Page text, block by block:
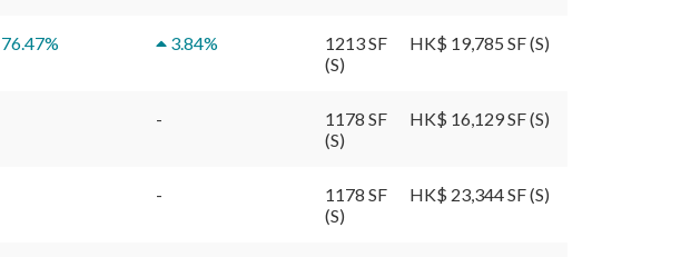
76.47% 3.84%
1213 SF
(S)
HK$ 19,785 SF (S)
-
1178 SF
(S)
HK$ 16,129 SF (S)
-
1178 SF
(S)
HK$ 23,344 SF (S)